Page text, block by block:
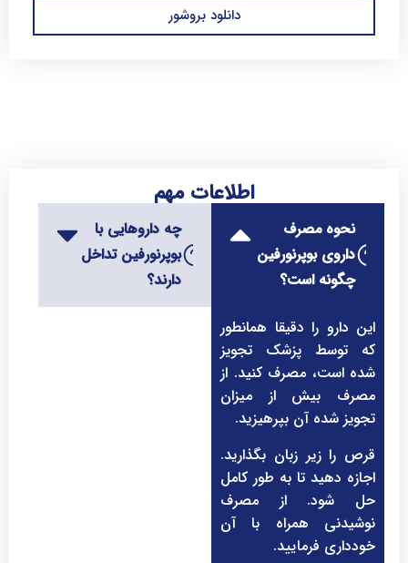
دانلود بروشور
اطلاعات مهم
نحوه مصرف
داروی بوپرنورفین
چگونه است؟
این دارو را دقیقا همانطور
که توسط پزشک تجویز
شده است، مصرف کنید. از
مصرف بیش از میزان
تجویز شده آن بپرهیزید.
قرص را زیر زبان بگذارید.
اجازه دهید تا به طور کامل
حل شود. از مصرف
نوشیدنی همراه با آن
خودداری فرمایید.
چه داروهایی با
بوپرنورفین تداخل
دارند؟